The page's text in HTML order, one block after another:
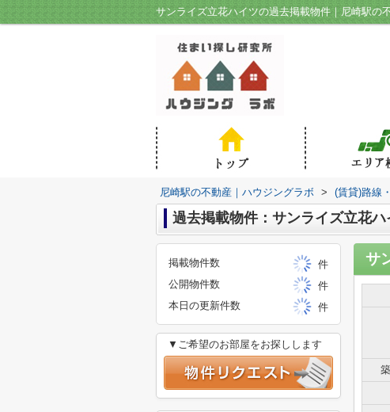
サンライズ立花ハイツの過去掲載物件｜尼崎駅の
尼崎駅の不動産｜ハウジングラボ > (賃貸)路線
過去掲載物件：サンライズ立花ハ
サ
掲載物件数
件
公開物件数
件
本日の更新件数
件
▼ご希望のお部屋をお探しします